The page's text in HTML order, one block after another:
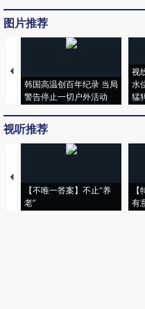
图片推荐
韩国高温创百年纪录 当局
警告停止一切户外活动
视
水
猛
视听推荐
【不唯一答案】不止“养
老”
有